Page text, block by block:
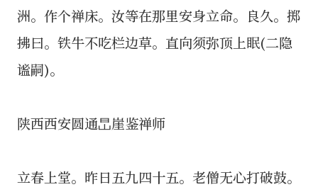
洲。作个禅床。汝等在那里安身立命。良久。掷
拂曰。铁牛不吃栏边草。直向须弥顶上眠(二隐
谧嗣)。
陕西西安圆通旵崖鉴禅师
立春上堂。昨日五九四十五。老僧无心打破鼓。